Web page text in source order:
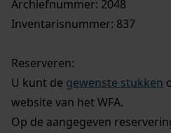
Archiefnummer: 2048
Inventarisnummer: 837
Reserveren:
U kunt de gewenste stukken
website van het WFA.
Op de aangegeven